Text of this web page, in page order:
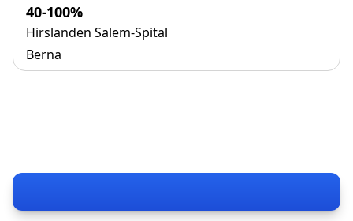
40-100%
Hirslanden Salem-Spital
Berna